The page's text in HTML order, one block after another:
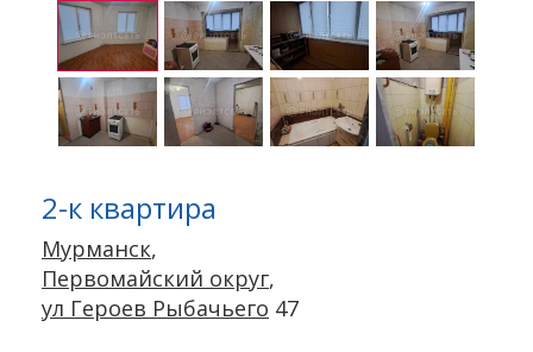
2-к квартира
Мурманск,
Первомайский округ,
ул Героев Рыбачьего 47